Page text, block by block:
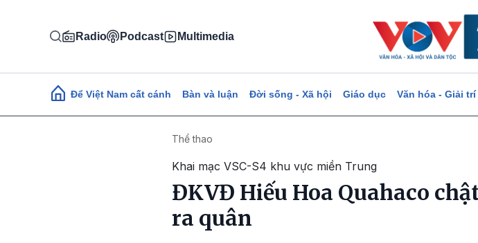
Radio Podcast Multimedia
Main navigation
Để Việt Nam cất cánh Bàn và luận Đời sống - Xã hội Giáo dục Văn hóa - Giải trí
Thể thao
Khai mạc VSC-S4 khu vực miền Trung
ĐKVĐ Hiếu Hoa Quahaco
ra quân